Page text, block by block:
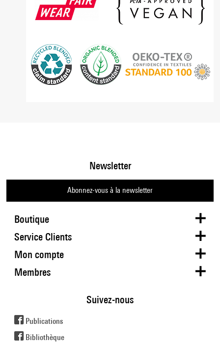
Boutique
Newsletter
Abonnez-vous à la newsletter
Service Clients
Mon compte
Membres
Suivez-nous
Publications
Bibliothèque